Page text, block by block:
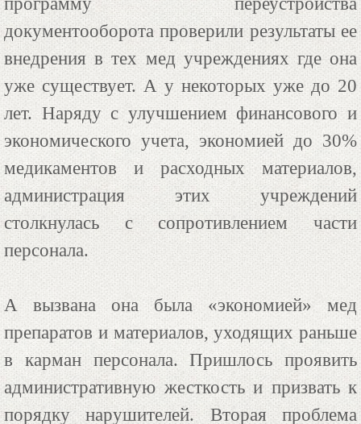
документооборота проверили результаты ее
внедрения в тех мед учреждениях где она
уже существует. А у некоторых уже до 20
лет. Наряду с улучшением финансового и
экономического учета, экономией до 30%
медикаментов и расходных материалов,
администрация этих учреждений
столкнулась с сопротивлением части
персонала.
А вызвана она была «экономией» мед
препаратов и материалов, уходящих раньше
в карман персонала. Пришлось проявить
административную жесткость и призвать к
порядку нарушителей. Вторая проблема